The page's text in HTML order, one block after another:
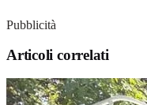
Pubblicità
Articoli correlati